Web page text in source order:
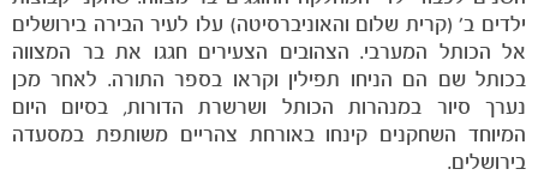
הקבוצות
ילדים ב׳ (קרית שלום והאוניברסיטה) עלו לעיר הבירה בירושלים
אל הכותל המערבי. הצהובים הצעירים חגגו את בר המצווה
בכותל שם הם הניחו תפילין וקראו בספר התורה. לאחר מכן
נערך סיור במנהרות הכותל ושרשרת הדורות, בסיום היום
המיוחד השחקנים קינחו באורחת צהריים משותפת במסעדה
בירושלים.